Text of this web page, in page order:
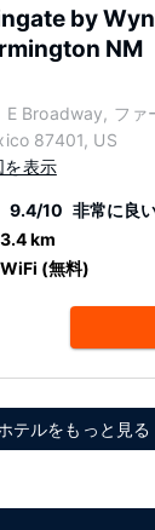
by
NM
E Broadway, ファ
87401, US
を表示
9.4/10 非常に良
3.4 km
WiFi (無料)
テルをもっと見